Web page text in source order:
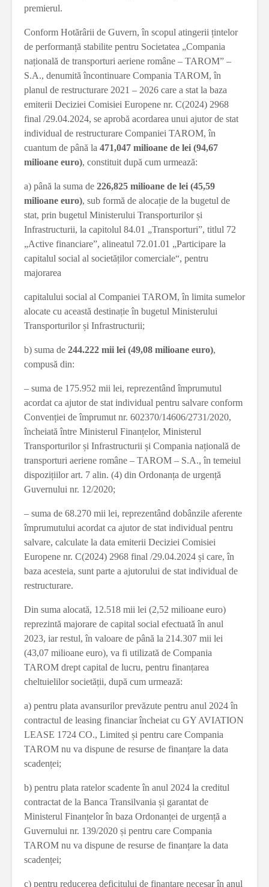
premierul.
Conform Hotărârii de Guvern, în scopul atingerii țintelor
de performanță stabilite pentru Societatea „Compania
națională de transporturi aeriene române – TAROM” –
S.A., denumită încontinuare Compania TAROM, în
planul de restructurare 2021 – 2026 care a stat la baza
emiterii Deciziei Comisiei Europene nr. C(2024) 2968
final /29.04.2024, se aprobă acordarea unui ajutor de stat
individual de restructurare Companiei TAROM, în
cuantum de până la 471,047 milioane de lei (94,67
milioane euro), constituit după cum urmează:
a) până la suma de 226,825 milioane de lei (45,59
milioane euro), sub formă de alocație de la bugetul de
stat, prin bugetul Ministerului Transporturilor și
Infrastructurii, la capitolul 84.01 „Transporturi”, titlul 72
„Active financiare”, alineatul 72.01.01 „Participare la
capitalul social al societăților comerciale“, pentru
majorarea
capitalului social al Companiei TAROM, în limita sumelor
alocate cu această destinație în bugetul Ministerului
Transporturilor și Infrastructurii;
b) suma de 244.222 mii lei (49,08 milioane euro),
compusă din:
– suma de 175.952 mii lei, reprezentând împrumutul
acordat ca ajutor de stat individual pentru salvare conform
Convenției de împrumut nr. 602370/14606/2731/2020,
încheiată între Ministerul Finanțelor, Ministerul
Transporturilor și Infrastructurii și Compania națională de
transporturi aeriene române – TAROM – S.A., în temeiul
dispozițiilor art. 7 alin. (4) din Ordonanța de urgență
Guvernului nr. 12/2020;
– suma de 68.270 mii lei, reprezentând dobânzile aferente
împrumutului acordat ca ajutor de stat individual pentru
salvare, calculate la data emiterii Deciziei Comisiei
Europene nr. C(2024) 2968 final /29.04.2024 și care, în
baza acesteia, sunt parte a ajutorului de stat individual de
restructurare.
Din suma alocată, 12.518 mii lei (2,52 milioane euro)
reprezintă majorare de capital social efectuată în anul
2023, iar restul, în valoare de până la 214.307 mii lei
(43,07 milioane euro), va fi utilizată de Compania
TAROM drept capital de lucru, pentru finanțarea
cheltuielilor societății, după cum urmează:
a) pentru plata avansurilor prevăzute pentru anul 2024 în
contractul de leasing financiar încheiat cu GY AVIATION
LEASE 1724 CO., Limited și pentru care Compania
TAROM nu va dispune de resurse de finanțare la data
scadenței;
b) pentru plata ratelor scadente în anul 2024 la creditul
contractat de la Banca Transilvania și garantat de
Ministerul Finanțelor în baza Ordonanței de urgență a
Guvernului nr. 139/2020 și pentru care Compania
TAROM nu va dispune de resurse de finanțare la data
scadenței;
c) pentru reducerea deficitului de finanțare necesar în anul